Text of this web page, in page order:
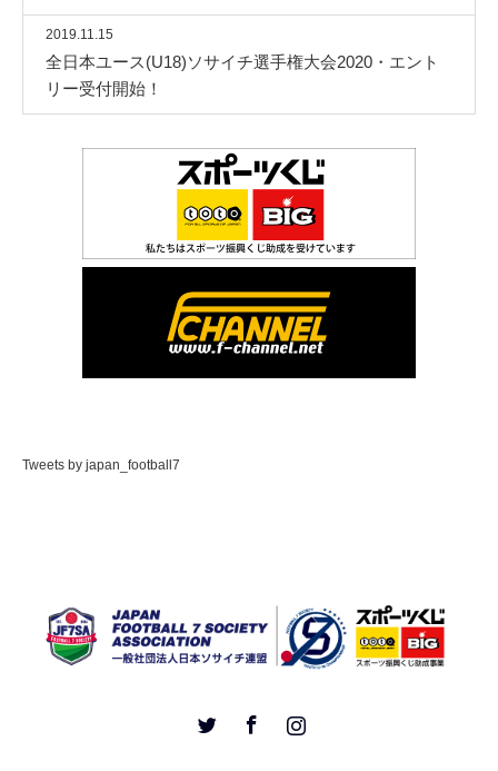
2019.11.15
全日本ユース(U18)ソサイチ選手権大会2020・エント
リー受付開始！
Tweets by japan_football7